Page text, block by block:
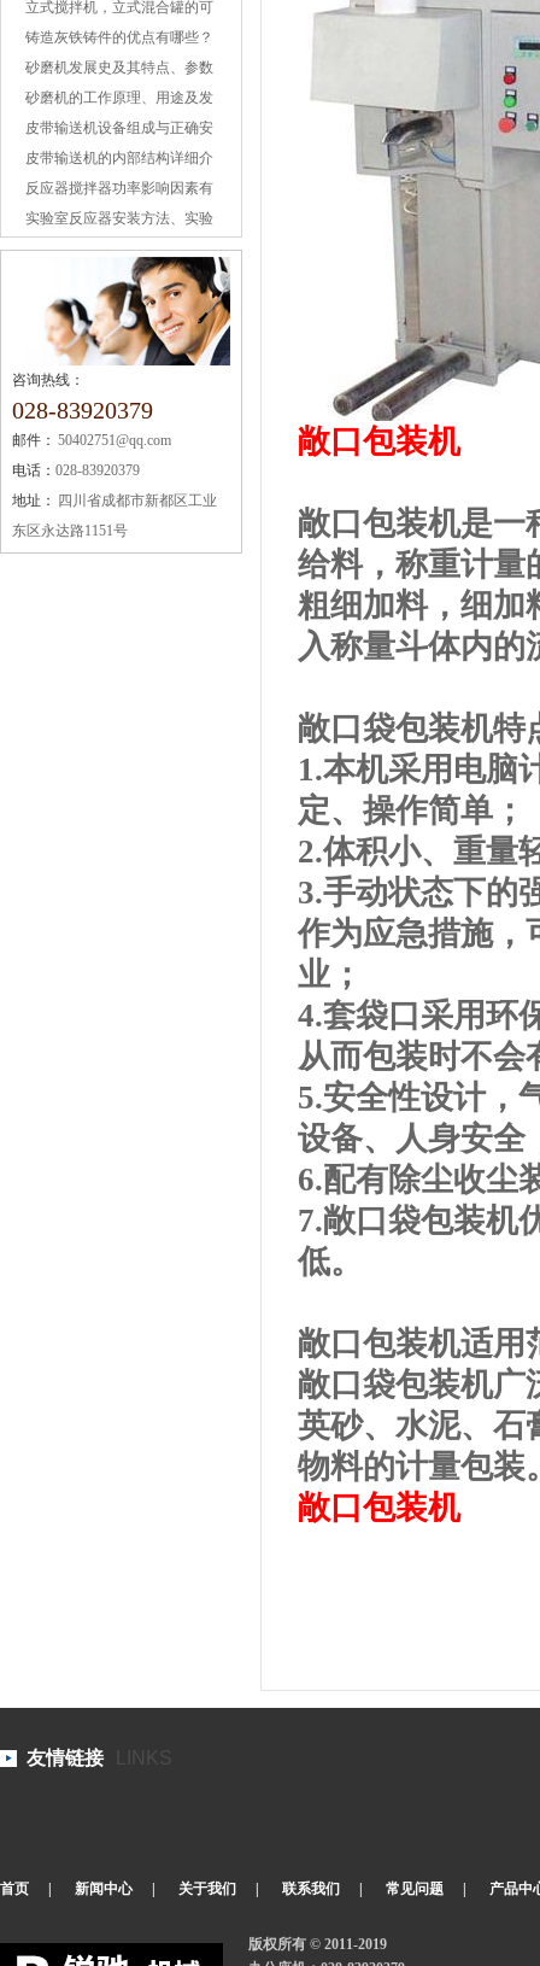
立式搅拌机，立式混合罐的可
选组成安全注意事项
铸造灰铁铸件的优点有哪些？
砂磨机发展史及其特点、参数
简介
砂磨机的工作原理、用途及发
展趋势
皮带输送机设备组成与正确安
装
皮带输送机的内部结构详细介
绍
反应器搅拌器功率影响因素有
什么？反应釜中搅
实验室反应器安装方法、实验
室反应器使用 -成都
咨询热线：
028-83920379
邮件： 50402751@qq.com
电话： 028-83920379
地址：
四川省成都市新都区工业
东区永达路1151号
敞口包装机
敞口包装机是一
给料，称重计量
粗细加料，细加
入称量斗体内的
敞口袋包装机特
1.本机采用电脑
定、操作简单；
2.体积小、重量
3.手动状态下的
作为应急措施，
业；
4.套袋口采用环
从而包装时不会
5.安全性设计，
设备、人身安全
6.配有除尘收尘
7.敞口袋包装机
低。
敞口包装机适用
敞口袋包装机广
英砂、水泥、石
物料的计量包装
敞口包装机
友情链接 LINKS
首页 新闻中心 关于我们 联系我们 常见问题 产品中
版权所有 © 2011-2019